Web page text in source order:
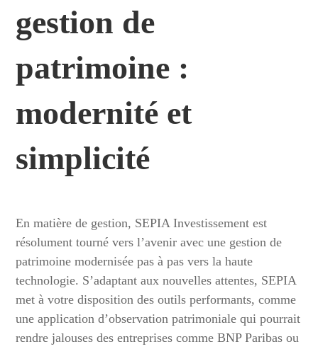
gestion de
patrimoine :
modernité et
simplicité
En matière de gestion, SEPIA Investissement est
résolument tourné vers l’avenir avec une gestion de
patrimoine modernisée pas à pas vers la haute
technologie. S’adaptant aux nouvelles attentes, SEPIA
met à votre disposition des outils performants, comme
une application d’observation patrimoniale qui pourrait
rendre jalouses des entreprises comme BNP Paribas ou